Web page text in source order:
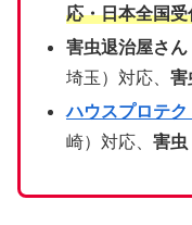
応・日本全国
害虫退治屋さん
埼玉）対応、 害
ハウスプロテク
崎）対応、 害虫